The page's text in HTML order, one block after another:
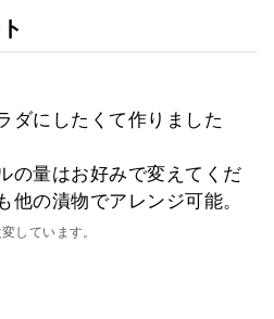
ダにしたくて作りました
の量はお好みで変えてくだ
他の漬物でアレンジ可能。
しています。